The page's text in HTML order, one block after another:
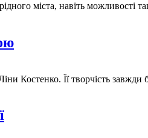
міста, навіть можливості
Костенко. Її творчість